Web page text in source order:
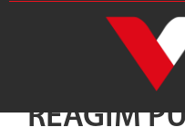
REAGIM